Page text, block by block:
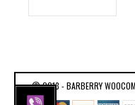
© 2013 - BARBERRY